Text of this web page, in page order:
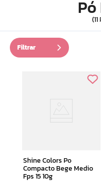
11
Filtrar
Shine Colors Po
Compacto Bege Medio
Fps 15 10g
4º
bom medico
5º
6º
clareador